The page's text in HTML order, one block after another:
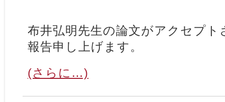
布井弘明先生の論文がアクセプ
報告申し上げます。
(さらに…)